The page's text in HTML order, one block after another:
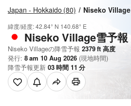
Japan - Hokkaido (80) Niseko Village
緯度/経度:42.84° N 140.68° E
Niseko Village雪予報
Niseko Villageの降雪予報 2379ft 高度
発行: 8 am 10 Aug 2026 (現地時間)
降雪予報更新 03時間 11 分